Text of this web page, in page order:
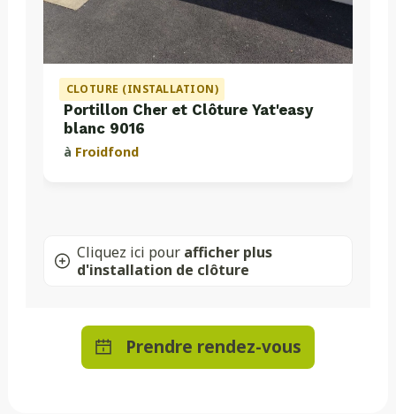
CLOTURE (INSTALLATION)
Portillon Cher et Clôture Yat'easy
blanc 9016
à Froidfond
Cliquez ici pour afficher plus
d'installation de clôture
Prendre rendez-vous